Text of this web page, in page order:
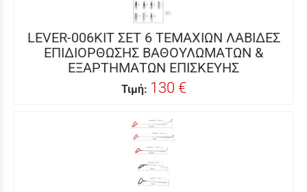
LEVER-006KIT ΣΕΤ 6 ΤΕΜΑΧΙΩΝ ΛΑΒΙΔΕΣ
ΕΠΙΔΙΟΡΘΩΣΗΣ ΒΑΘΟΥΛΩΜΑΤΩΝ &
ΕΞΑΡΤΗΜΑΤΩΝ ΕΠΙΣΚΕΥΗΣ
Τιμή: 130 €